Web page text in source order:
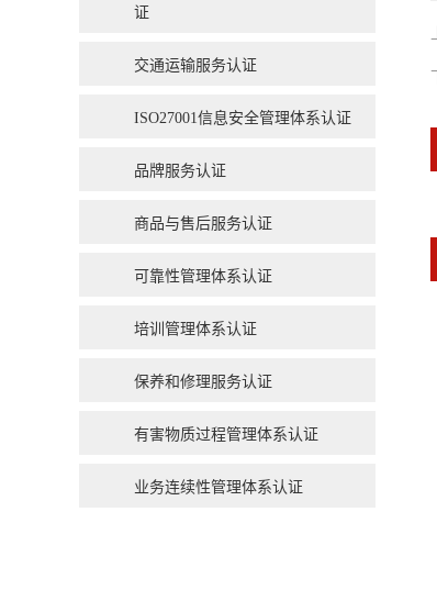
证
交通运输服务认证
ISO27001信息安全管理体系认证
品牌服务认证
商品与售后服务认证
可靠性管理体系认证
培训管理体系认证
保养和修理服务认证
有害物质过程管理体系认证
业务连续性管理体系认证